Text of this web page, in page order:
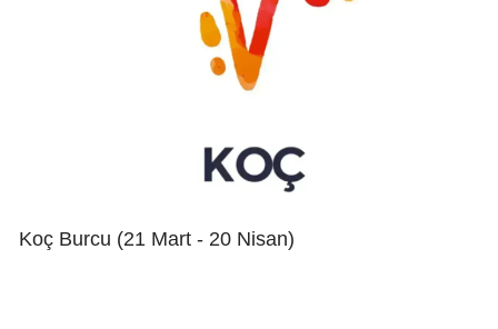
Koç Burcu (21 Mart - 20 Nisan)